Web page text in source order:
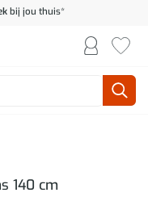
bij jou thuis*
140 cm